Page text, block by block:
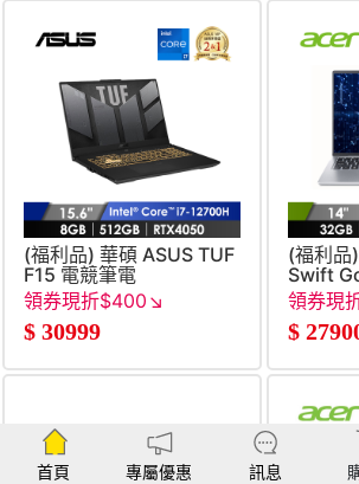
(福利品) 華碩 ASUS TUF
F15 電競筆電
15.6&#034; (i7-
灰
領券現折$400↘
$ 30999
(福利品
Swift
Ultra 5
認證) 銀
領券現
$
首頁 專屬優惠 訊息